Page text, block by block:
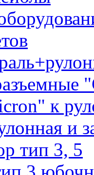
к
и
тип 3, 5